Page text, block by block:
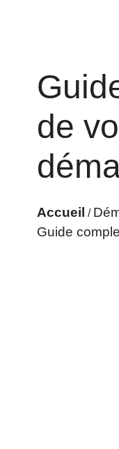
de
Accueil /
Guide